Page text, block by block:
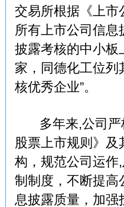
交易所根据《上市
所有上市公司信
披露考核的中小板
家，同德化工位列
核优秀企业”。
多年来,公司严
股票上市规则》
构，规范公司运作
制制度，不断提高
息披露质量，加